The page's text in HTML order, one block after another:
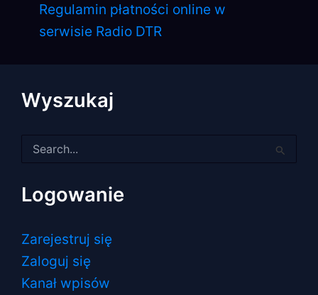
Regulamin płatności online w
serwisie Radio DTR
Wyszukaj
dla:
Logowanie
Zarejestruj się
Zaloguj się
Kanał wpisów